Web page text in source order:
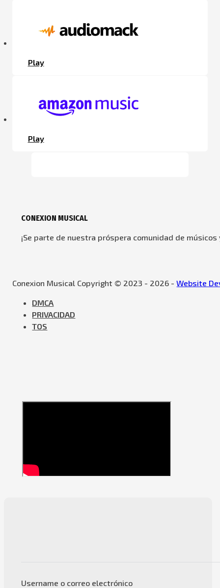
Play
Play
CONEXION MUSICAL
¡Se parte de nuestra próspera comunidad de
Conexion Musical Copyright © 2023 - 2026 -Website
DMCA
PRIVACIDAD
TOS
Username o correo electrónico